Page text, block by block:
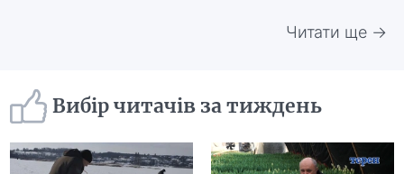
Читати ще →
Вибір читачів за тиждень